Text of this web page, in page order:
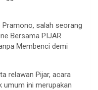
salah seorang
Bersama PIJAR
Membenci demi
relawan Pijar, acara
umum ini merupakan